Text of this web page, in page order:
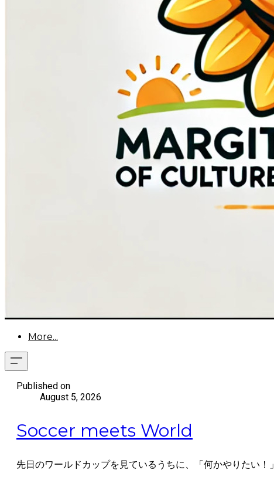
More...
Published on
August 5, 2026
Soccer meets World
先日のワールドカップを見ているうちに、「何かやりたい！